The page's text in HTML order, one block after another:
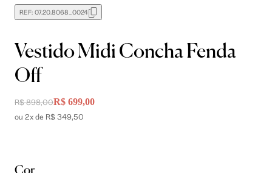
REF: 07.20.8068_0024
Vestido Midi Concha Fenda
Off
R$ 898,00R$ 699,00
ou 2x de R$ 349,50